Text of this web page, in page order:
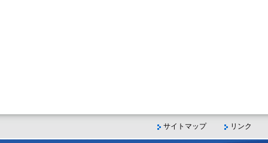
サイトマップ リンク